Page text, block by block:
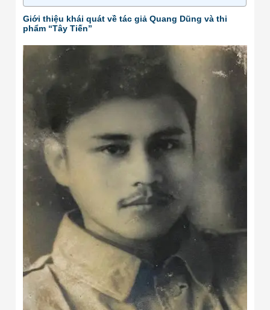
Giới thiệu khái quát về tác giả Quang Dũng và thi
phẩm “Tây Tiến”